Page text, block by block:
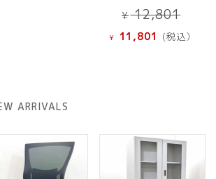
¥12,801
の
価
た。
¥ 11,801 現
で
す。
(税込）
ARRIVALS